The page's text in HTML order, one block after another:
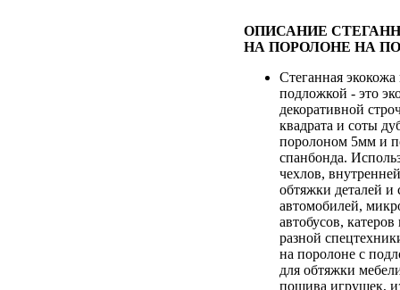
ОПИСАНИЕ
НА ПОРОЛОНЕ НА
Стеганная
подложкой - это
декоративной
квадрата и соты
поролоном 5мм и
спанбонда.
чехлов,
обтяжки деталей и
автомобилей,
автобусов,
разной
на поролоне с
для обтяжки
пошива игрушек,